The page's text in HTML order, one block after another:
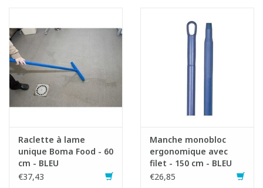
Raclette à lame
unique Boma Food - 60
cm - BLEU
€37,43
Manche monobloc
ergonomique avec
filet - 150 cm - BLEU
€26,85